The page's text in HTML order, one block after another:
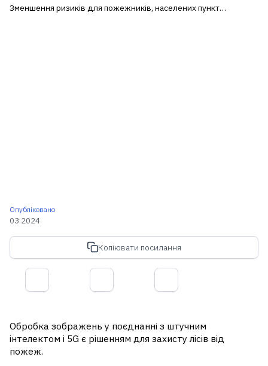
Зменшення ризиків для пожежників, населених пункт…
Опубліковано
03 2024
Копіювати посилання
Обробка зображень у поєднанні з штучним
інтелектом і 5G є рішенням для захисту лісів від
пожеж.